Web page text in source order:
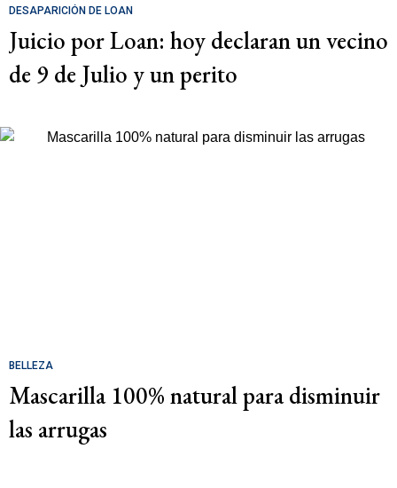
DESAPARICIÓN DE LOAN
Juicio por Loan: hoy declaran un vecino
de 9 de Julio y un perito
BELLEZA
Mascarilla 100% natural para disminuir
las arrugas